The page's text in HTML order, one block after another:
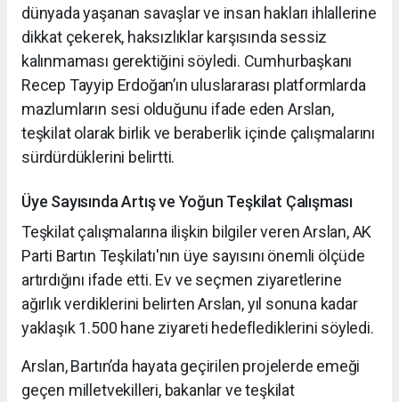
dünyada yaşanan savaşlar ve insan hakları ihlallerine
dikkat çekerek, haksızlıklar karşısında sessiz
kalınmaması gerektiğini söyledi. Cumhurbaşkanı
Recep Tayyip Erdoğan’ın uluslararası platformlarda
mazlumların sesi olduğunu ifade eden Arslan,
teşkilat olarak birlik ve beraberlik içinde çalışmalarını
sürdürdüklerini belirtti.
Üye Sayısında Artış ve Yoğun Teşkilat Çalışması
Teşkilat çalışmalarına ilişkin bilgiler veren Arslan, AK
Parti Bartın Teşkilatı'nın üye sayısını önemli ölçüde
artırdığını ifade etti. Ev ve seçmen ziyaretlerine
ağırlık verdiklerini belirten Arslan, yıl sonuna kadar
yaklaşık 1.500 hane ziyareti hedeflediklerini söyledi.
Arslan, Bartın’da hayata geçirilen projelerde emeği
geçen milletvekilleri, bakanlar ve teşkilat